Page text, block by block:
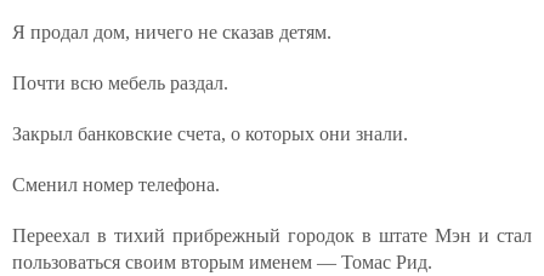
Я продал дом, ничего не сказав детям.
Почти всю мебель раздал.
Закрыл банковские счета, о которых они знали.
Сменил номер телефона.
Переехал в тихий прибрежный городок в штате Мэн и стал
пользоваться своим вторым именем — Томас Рид.